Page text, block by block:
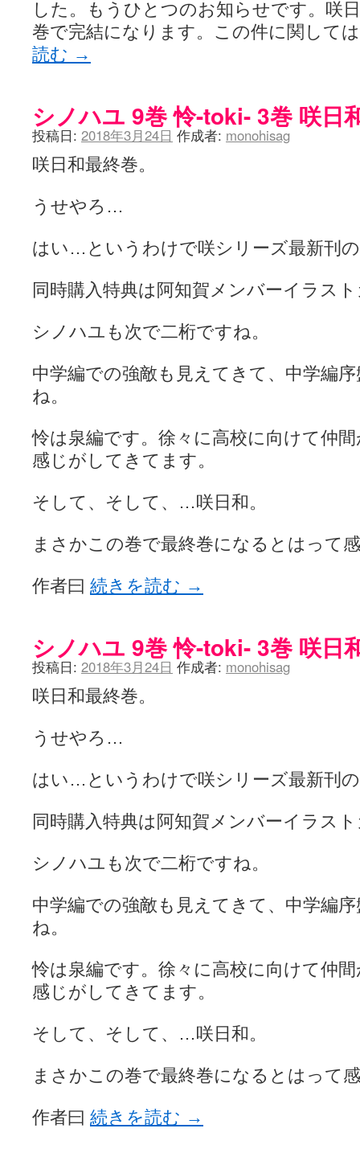
した。もうひとつのお知らせです。咲
巻で完結になります。この件に関して
読む →
シノハユ 9巻 怜-toki- 3巻 咲日
投稿日: 2018年3月24日 作成者: monohisag
咲日和最終巻。
うせやろ…
はい…というわけで咲シリーズ最新刊
同時購入特典は阿知賀メンバーイラス
シノハユも次で二桁ですね。
中学編での強敵も見えてきて、中学編
ね。
怜は泉編です。徐々に高校に向けて仲
感じがしてきてます。
そして、そして、…咲日和。
まさかこの巻で最終巻になるとはって
作者曰 続きを読む →
シノハユ 9巻 怜-toki- 3巻 咲日
投稿日: 2018年3月24日 作成者: monohisag
咲日和最終巻。
うせやろ…
はい…というわけで咲シリーズ最新刊
同時購入特典は阿知賀メンバーイラス
シノハユも次で二桁ですね。
中学編での強敵も見えてきて、中学編
ね。
怜は泉編です。徐々に高校に向けて仲
感じがしてきてます。
そして、そして、…咲日和。
まさかこの巻で最終巻になるとはって
作者曰 続きを読む →